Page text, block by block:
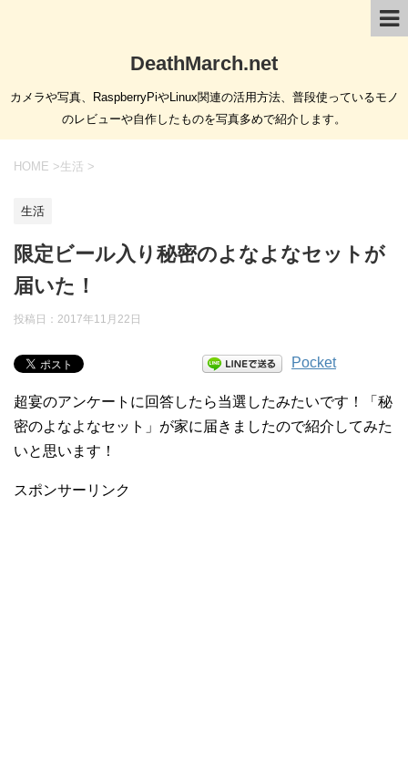
DeathMarch.net
カメラや写真、RaspberryPiやLinux関連の活用方法、普段使っているモノ
のレビューや自作したものを写真多めで紹介します。
HOME >生活 >
生活
限定ビール入り秘密のよなよなセットが
届いた！
投稿日： 2017年11月22日
Pocket
超宴のアンケートに回答したら当選したみたいです！「秘
密のよなよなセット」が家に届きましたので紹介してみた
いと思います！
スポンサーリンク